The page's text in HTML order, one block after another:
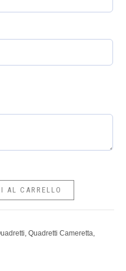
AL CARRELLO
, Quadretti Cameretta,